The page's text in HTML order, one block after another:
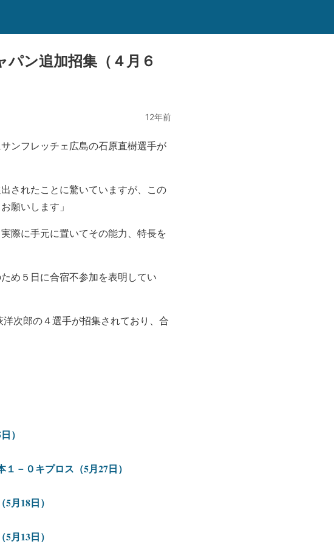
ン追加招集（４月６
12年前
ンフレッチェ広島の石原直樹選手が
されたことに驚いていますが、この
願いします」
際に手元に置いてその能力、特長を
め５日に合宿不参加を表明してい
次郎の４選手が招集されており、合
）
－０キプロス（5月27日）
月18日）
月13日）